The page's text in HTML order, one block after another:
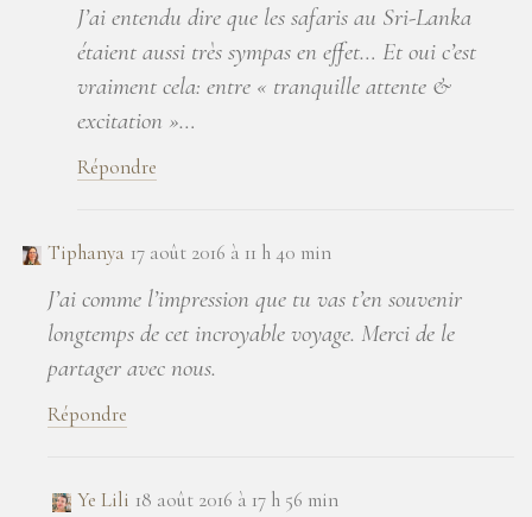
J’ai entendu dire que les safaris au Sri-Lanka
étaient aussi très sympas en effet… Et oui c’est
vraiment cela: entre « tranquille attente &
excitation »…
Répondre
Tiphanya 17 août 2016 à 11 h 40 min
J’ai comme l’impression que tu vas t’en souvenir
longtemps de cet incroyable voyage. Merci de le
partager avec nous.
Répondre
Ye Lili 18 août 2016 à 17 h 56 min